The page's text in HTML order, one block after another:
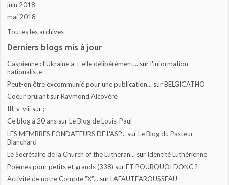
juin 2018
mai 2018
Toutes les archives
Derniers blogs mis à jour
Caspienne : l’Ukraine a-t-elle délibérément... surl'information
nationaliste
Peut-on être excommunié pour une publication... surBELGICATHO
Coeur brûlant surRaymond Alcovère
III, v-viii sur;_
Ce blog à 20 ans surLe Blog de Louis-Paul
LES MEMBRES FONDATEURS DE L'ASP... surLe Blog du Pasteur
Blanchard
Le Secrétaire de la Church of the Lutheran... sur Identité Luthérienne
Poèmes pour petits et grands (338) surET POURQUOI DONC ?
Activité de notre Compte ”X”... surLAFAUTEAROUSSEAU